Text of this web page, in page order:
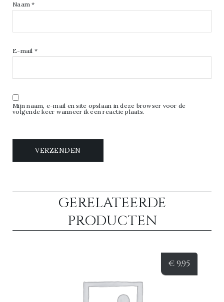
Naam*
E-mail *
Mijn naam, e-mail en site opslaan in deze browser voor de
volgende keer wanneer ik een reactie plaats.
GERELATEERDE
PRODUCTEN
€9,95